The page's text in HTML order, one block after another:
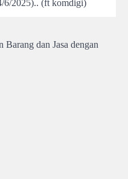
6/2025).. (ft komdigi)
Barang dan Jasa dengan